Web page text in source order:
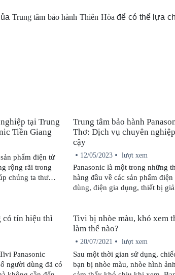
Trung tâm bảo hành Thiên Hòa để có thể lựa
tại Trung
Tiền Giang
phẩm điện tử
rộng rãi trong
chúng ta thư
ảnh hưởng đến
dùng. Vì thế,
bảo hành uy
Trung tâm bảo hành
Thơ: Dịch vụ chuyên
cậy
12/05/2023
lượt xem
Panasonic là một trong những
hàng đầu về các sản phẩm điện
dùng, điện gia dụng, thiết bị
khách hàng cần sử dụng các
hành chuyên nghiệp, đảm bảo
và tiện ích. Trung tâm bảo hành,
Panasonic uy tín tại Cần Thơ là
những địa chỉ đáng tin cậy
để quý khách hàng có thể yên
có tín hiệu thì
Panasonic
người dùng đã có
Tivi bị nhòe màu, khó xem
làm thế nào?
20/07/2021
lượt xem
Sau một thời gian sử dụng,
bạn bị nhòe màu, nhòe hình